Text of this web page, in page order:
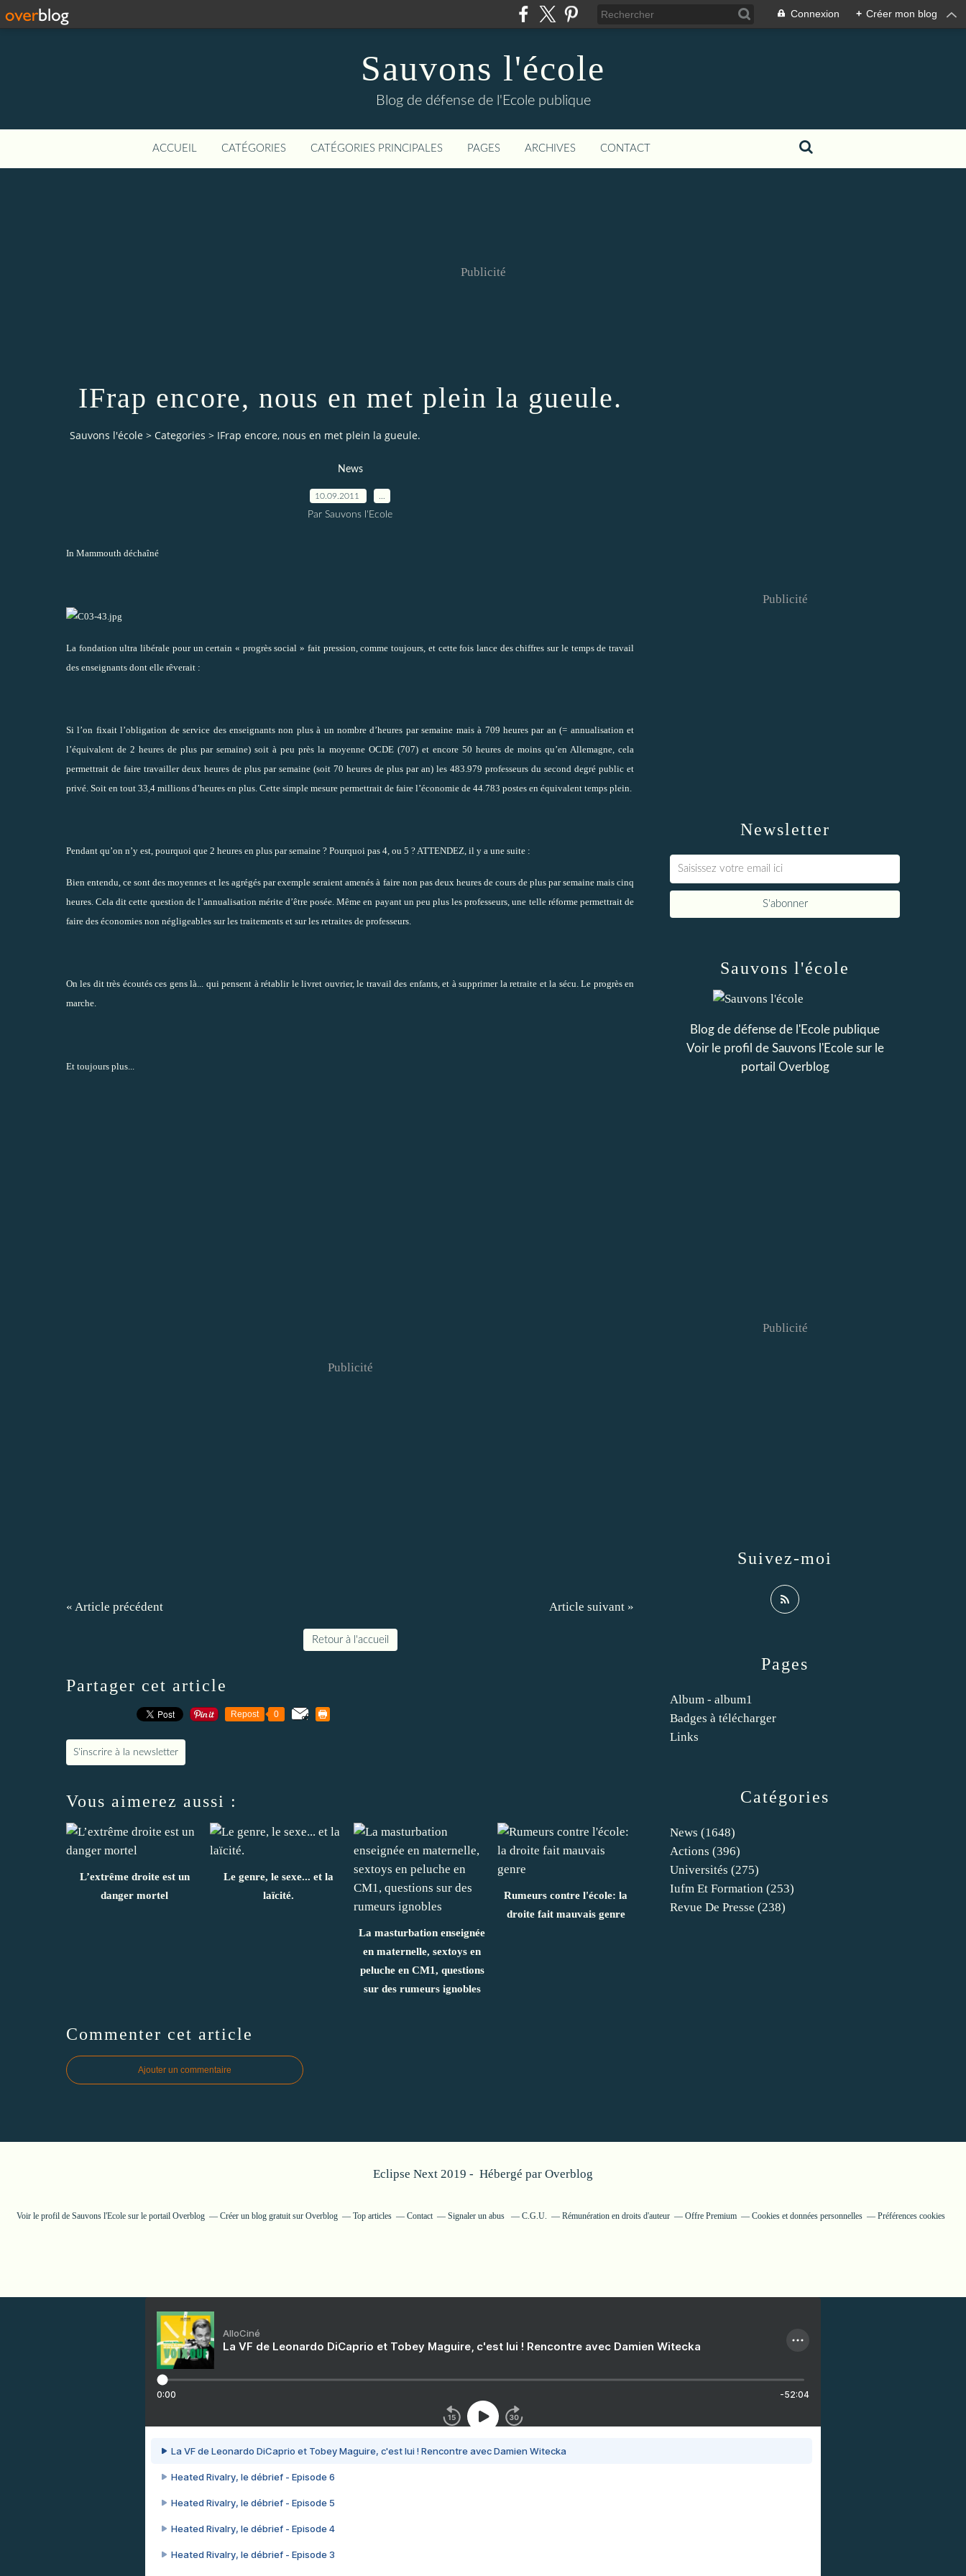
Connexion + Créer mon blog
Sauvons l'école
Blog de défense de l'Ecole publique
ACCUEIL CATÉGORIES CATÉGORIES PRINCIPALES PAGES ARCHIVES CONTACT
Publicité
IFrap encore, nous en met plein la gueule.
Sauvons l'école > Categories > IFrap encore, nous en met plein la gueule.
News
10.09.2011
Par Sauvons l'Ecole
In Mammouth déchaîné
La fondation ultra libérale pour un certain « progrès social » fait pression, comme toujours, et cette fois lance des chiffres sur le temps de travail
des enseignants dont elle rêverait :
Si l’on fixait l’obligation de service des enseignants non plus à un nombre d’heures par semaine mais à 709 heures par an (= annualisation et
l’équivalent de 2 heures de plus par semaine) soit à peu près la moyenne OCDE (707) et encore 50 heures de moins qu’en Allemagne, cela
permettrait de faire travailler deux heures de plus par semaine (soit 70 heures de plus par an) les 483.979 professeurs du second degré public et
privé. Soit en tout 33,4 millions d’heures en plus. Cette simple mesure permettrait de faire l’économie de 44.783 postes en équivalent temps plein.
Pendant qu’on n’y est, pourquoi que 2 heures en plus par semaine ? Pourquoi pas 4, ou 5 ? ATTENDEZ, il y a une suite :
Bien entendu, ce sont des moyennes et les agrégés par exemple seraient amenés à faire non pas deux heures de cours de plus par semaine mais cinq
heures. Cela dit cette question de l’annualisation mérite d’être posée. Même en payant un peu plus les professeurs, une telle réforme permettrait de
faire des économies non négligeables sur les traitements et sur les retraites de professeurs.
On les dit très écoutés ces gens là... qui pensent à rétablir le livret ouvrier, le travail des enfants, et à supprimer la retraite et la sécu. Le progrès en
marche.
Et toujours plus...
Publicité
« Article précédent Article suivant »
Retour à l'accueil
Partager cet article
Repost 0
S'inscrire à la newsletter
Vous aimerez aussi :
L’extrême droite est un
danger mortel
Le genre, le sexe... et la
laïcité.
La masturbation enseignée
en maternelle, sextoys en
peluche en CM1, questions
sur des rumeurs ignobles
Rumeurs contre l'école: la
droite fait mauvais genre
Commenter cet article
Ajouter un commentaire
Newsletter
Publicité
Catégories
News (1648)
Actions (396)
Universités (275)
Iufm Et Formation (253)
Revue De Presse (238)
Pages
Album - album1
Badges à télécharger
Links
Sauvons l'école
Blog de défense de l'Ecole publique
Voir le profil de Sauvons l'Ecolesur le
portail Overblog
Suivez-moi
Publicité
Eclipse Next 2019 - Hébergé par Overblog
Voir le profil de Sauvons l'Ecole sur le portail Overblog Créer un blog gratuit sur Overblog Top articles Contact Signaler un abus C.G.U. Rémunération en droits d'auteur Offre Premium Cookies et données personnelles Préférences cookies
AlloCiné
La VF de Leonardo DiCaprio et Tobey Maguire, c'est lui ! Rencontre avec Damien Witecka
0:00 -52:04
La VF de Leonardo DiCaprio et Tobey Maguire, c'est lui ! Rencontre avec Damien Witecka
Heated Rivalry, le débrief - Episode 6
Heated Rivalry, le débrief - Episode 5
Heated Rivalry, le débrief - Episode 4
Heated Rivalry, le débrief - Episode 3